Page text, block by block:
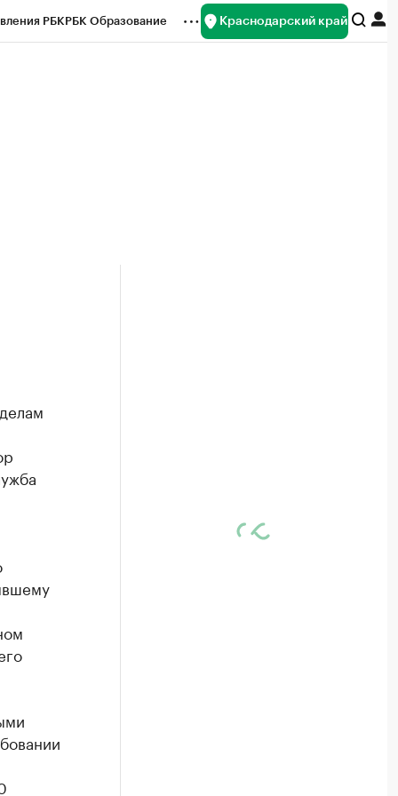
РБКРБК Образование Краснодарский край